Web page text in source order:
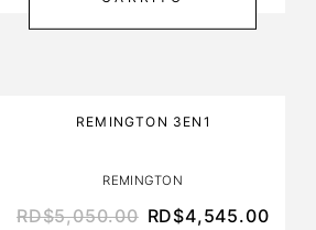
REMINGTON 3EN1
REMINGTON
RD$5,050.00 RD$4,545.00